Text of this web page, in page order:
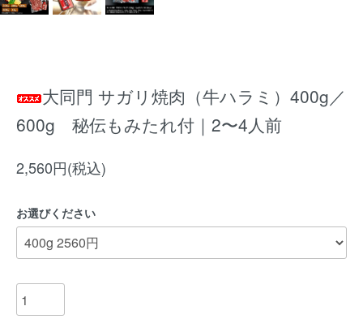
大同門 サガリ焼肉（牛ハラミ）400g／
600g 秘伝もみたれ付｜2〜4人前
2,560円(税込)
お選びください